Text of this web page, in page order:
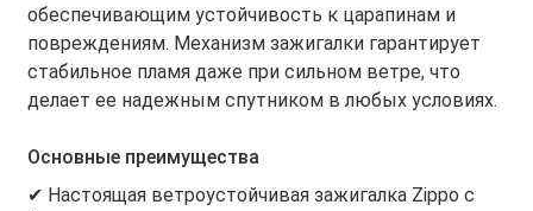
обеспечивающим устойчивость к царапинам и
повреждениям. Механизм зажигалки гарантирует
стабильное пламя даже при сильном ветре, что
делает ее надежным спутником в любых условиях.
Основные преимущества
✔ Настоящая ветроустойчивая зажигалка Zippo с